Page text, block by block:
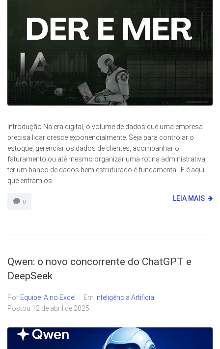
Introdução Na era digital, o volume de dados que uma empresa
precisa lidar cresce exponencialmente. Seja para controlar o
estoque, gerenciar os dados de clientes, acompanhar o
faturamento ou até mesmo organizar uma rotina administrativa,
ter um banco de dados bem estruturado é fundamental. E é aqui
que entram os...
0 LEIA MAIS
Qwen: o novo concorrente do ChatGPT e
DeepSeek
Por Equipe IA no Excel Em Inteligência Artificial
Postou 12 de abril de 2025